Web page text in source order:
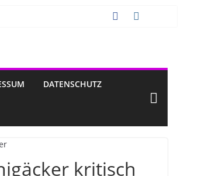
DATENSCHUTZ
kritisch